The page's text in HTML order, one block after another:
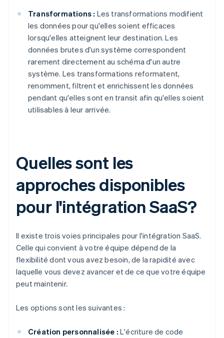
Transformations : Les transformations modifient
les données pour qu'elles soient efficaces
lorsqu'elles atteignent leur destination. Les
données brutes d'un système correspondent
rarement directement au schéma d'un autre
système. Les transformations reformatent,
renomment, filtrent et enrichissent les données
pendant qu'elles sont en transit afin qu'elles soient
utilisables à leur arrivée.
Quelles sont les
approches disponibles
pour l'intégration SaaS?
Il existe trois voies principales pour l'intégration SaaS.
Celle qui convient à votre équipe dépend de la
flexibilité dont vous avez besoin, de la rapidité avec
laquelle vous devez avancer et de ce que votre équipe
peut maintenir.
Les options sont les suivantes :
Création personnalisée : L'écriture de code